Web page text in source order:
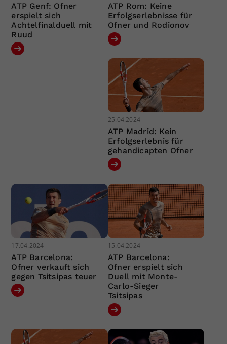
ATP Genf: Ofner
erspielt sich
Achtelfinalduell mit
Ruud
ATP Rom: Keine
Erfolgserlebnisse für
Ofner und Rodionov
25.04.2024
ATP Madrid: Kein
Erfolgserlebnis für
gehandicapten Ofner
17.04.2024
ATP Barcelona:
Ofner verkauft sich
gegen Tsitsipas teuer
15.04.2024
ATP Barcelona:
Ofner erspielt sich
Duell mit Monte-
Carlo-Sieger
Tsitsipas